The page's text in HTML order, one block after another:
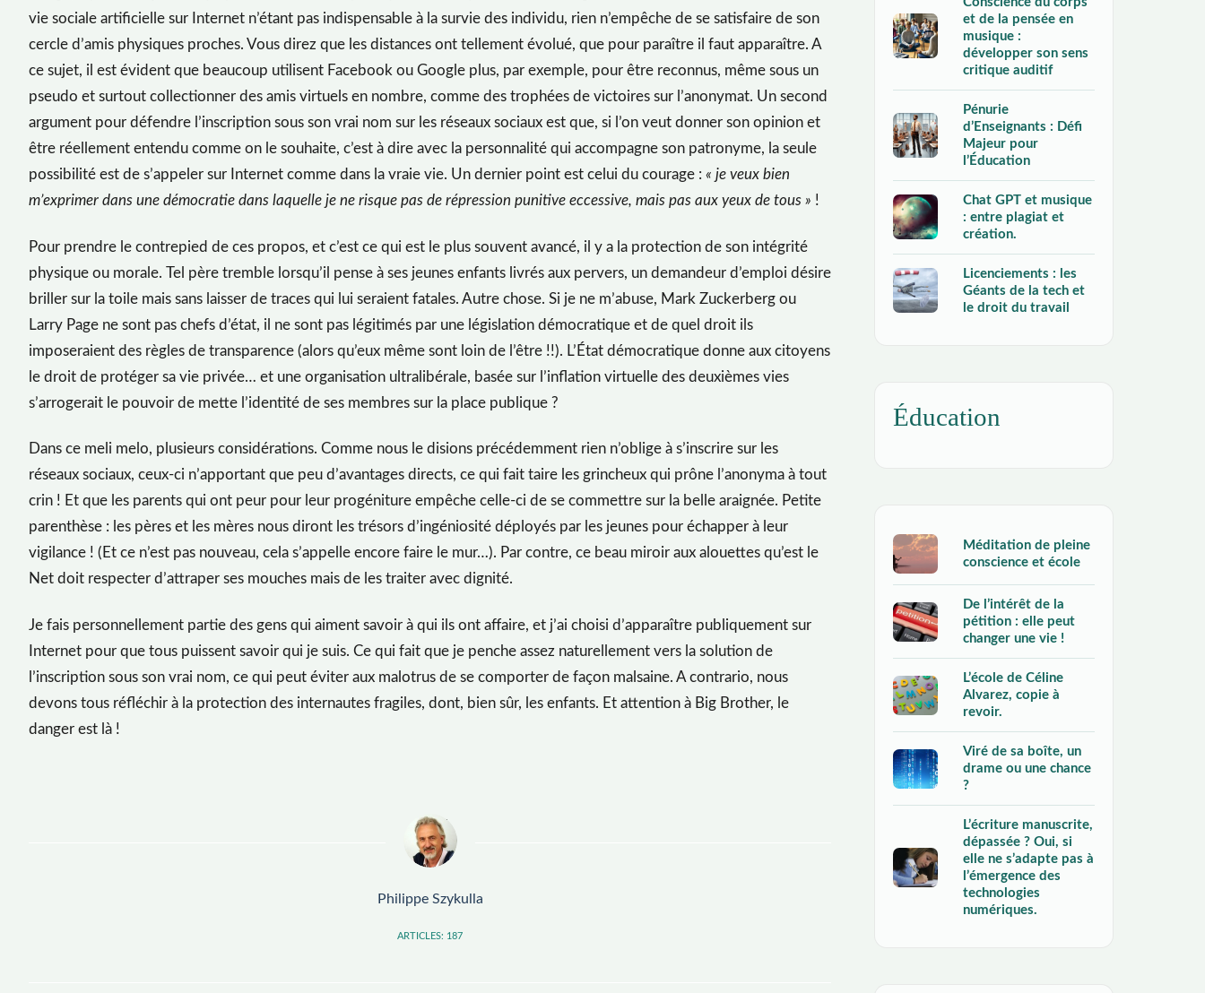
vie sociale artificielle sur Internet n’étant pas indispensable à la survie des individu, rien n’empêche de se satisfaire de son
cercle d’amis physiques proches. Vous direz que les distances ont tellement évolué, que pour paraître il faut apparaître. A
ce sujet, il est évident que beaucoup utilisent Facebook ou Google plus, par exemple, pour être reconnus, même sous un
pseudo et surtout collectionner des amis virtuels en nombre, comme des trophées de victoires sur l’anonymat. Un second
argument pour défendre l’inscription sous son vrai nom sur les réseaux sociaux est que, si l’on veut donner son opinion et
être réellement entendu comme on le souhaite, c’est à dire avec la personnalité qui accompagne son patronyme, la seule
possibilité est de s’appeler sur Internet comme dans la vraie vie. Un dernier point est celui du courage : « je veux bien
m’exprimer dans une démocratie dans laquelle je ne risque pas de répression punitive eccessive, mais pas aux yeux de tous » !
Pour prendre le contrepied de ces propos, et c’est ce qui est le plus souvent avancé, il y a la protection de son intégrité
physique ou morale. Tel père tremble lorsqu’il pense à ses jeunes enfants livrés aux pervers, un demandeur d’emploi désire
briller sur la toile mais sans laisser de traces qui lui seraient fatales. Autre chose. Si je ne m’abuse, Mark Zuckerberg ou
Larry Page ne sont pas chefs d’état, il ne sont pas légitimés par une législation démocratique et de quel droit ils
imposeraient des règles de transparence (alors qu’eux même sont loin de l’être !!). L’État démocratique donne aux citoyens
le droit de protéger sa vie privée… et une organisation ultralibérale, basée sur l’inflation virtuelle des deuxièmes vies
s’arrogerait le pouvoir de mette l’identité de ses membres sur la place publique ?
Dans ce meli melo, plusieurs considérations. Comme nous le disions précédemment rien n’oblige à s’inscrire sur les
réseaux sociaux, ceux-ci n’apportant que peu d’avantages directs, ce qui fait taire les grincheux qui prône l’anonyma à tout
crin ! Et que les parents qui ont peur pour leur progéniture empêche celle-ci de se commettre sur la belle araignée. Petite
parenthèse : les pères et les mères nous diront les trésors d’ingéniosité déployés par les jeunes pour échapper à leur
vigilance ! (Et ce n’est pas nouveau, cela s’appelle encore faire le mur…). Par contre, ce beau miroir aux alouettes qu’est le
Net doit respecter d’attraper ses mouches mais de les traiter avec dignité.
Je fais personnellement partie des gens qui aiment savoir à qui ils ont affaire, et j’ai choisi d’apparaître publiquement sur
Internet pour que tous puissent savoir qui je suis. Ce qui fait que je penche assez naturellement vers la solution de
l’inscription sous son vrai nom, ce qui peut éviter aux malotrus de se comporter de façon malsaine. A contrario, nous
devons tous réfléchir à la protection des internautes fragiles, dont, bien sûr, les enfants. Et attention à Big Brother, le
danger est là !
Philippe Szykulla
ARTICLES: 187
et de la pensée en
musique :
développer son sens
critique auditif
Pénurie
d’Enseignants : Défi
Majeur pour
l’Éducation
Chat GPT et musique
: entre plagiat et
création.
Licenciements : les
Géants de la tech et
le droit du travail
Éducation
Méditation de pleine
conscience et école
De l’intérêt de la
pétition : elle peut
changer une vie !
L’école de Céline
Alvarez, copie à
revoir.
Viré de sa boîte, un
drame ou une chance
?
L’écriture manuscrite,
dépassée ? Oui, si
elle ne s’adapte pas à
l’émergence des
technologies
numériques.